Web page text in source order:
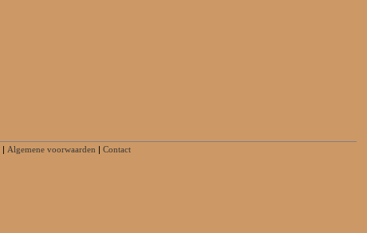
| Algemene voorwaarden |Contact